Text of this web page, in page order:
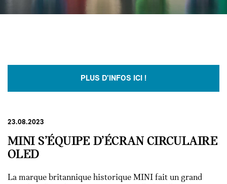
PLUS D'INFOS ICI !
23.08.2023
MINI S’ÉQUIPE D’ÉCRAN CIRCULAIRE
OLED
La marque britannique historique MINI fait un grand